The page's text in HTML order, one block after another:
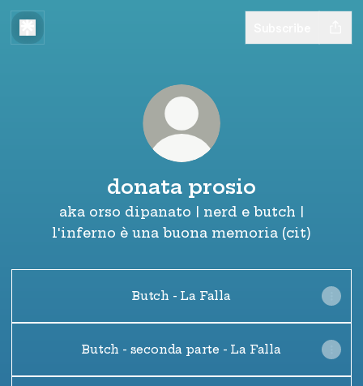
donata prosio
aka orso dipanato | nerd e butch |
l'inferno è una buona memoria (cit)
Butch - La Falla
Butch - seconda parte - La Falla